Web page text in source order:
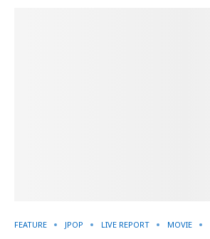
FEATURE JPOP LIVE REPORT MOVIE